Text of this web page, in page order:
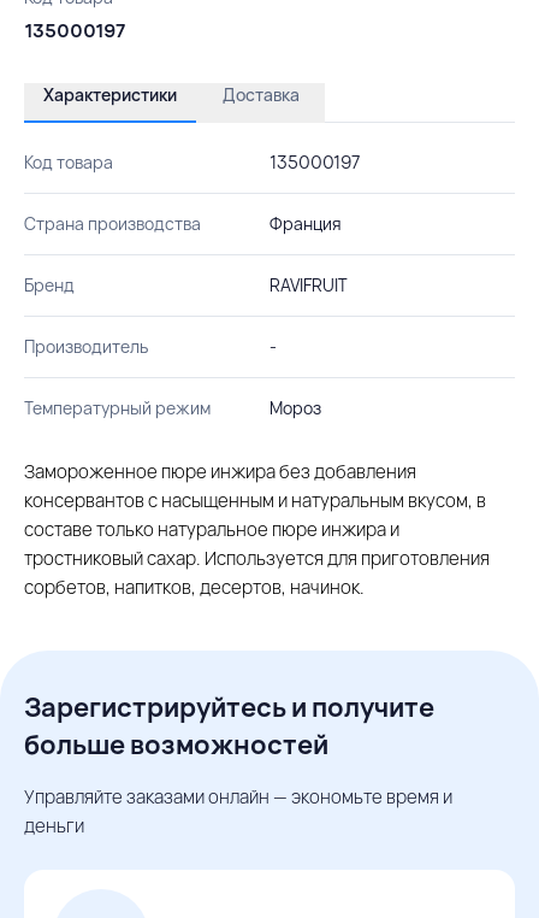
135000197
Характеристики Доставка
Код товара 135000197
Страна производства Франция
Бренд RAVIFRUIT
Производитель -
Температурный режим Мороз
Замороженное пюре инжира без добавления
консервантов с насыщенным и натуральным вкусом, в
составе только натуральное пюре инжира и
тростниковый сахар. Используется для приготовления
сорбетов, напитков, десертов, начинок.
Зарегистрируйтесь и получите
больше возможностей
Управляйте заказами онлайн — экономьте время и
деньги